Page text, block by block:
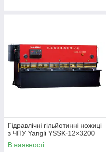
Гідравлічні гільйотинні ножиці
з ЧПУ Yangli YSSK-12×3200
В наявності